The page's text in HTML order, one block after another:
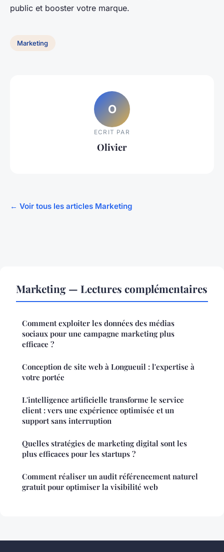
public et booster votre marque.
Marketing
O
ECRIT PAR
Olivier
← Voir tous les articles Marketing
Marketing — Lectures complémentaires
Comment exploiter les données des médias
sociaux pour une campagne marketing plus
efficace ?
Conception de site web à Longueuil : l'expertise à
votre portée
L'intelligence artificielle transforme le service
client : vers une expérience optimisée et un
support sans interruption
Quelles stratégies de marketing digital sont les
plus efficaces pour les startups ?
Comment réaliser un audit référencement naturel
gratuit pour optimiser la visibilité web